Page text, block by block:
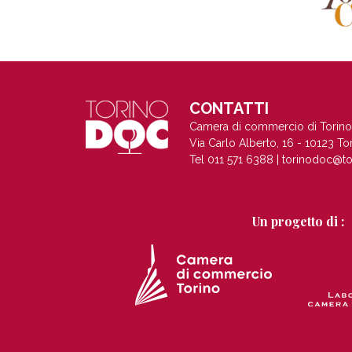
CONTATTI
Camera di commercio di Torino
Via Carlo Alberto, 16 - 10123
Tel 011 571 6388 |
Un progetto di :